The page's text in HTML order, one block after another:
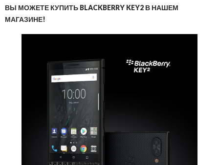
ВЫ МОЖЕТЕ КУПИТЬ BLACKBERRY KEY2 В НАШЕМ
МАГАЗИНЕ!